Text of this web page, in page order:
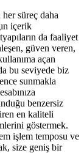
süreç daha
içerik
da faaliyet
güven veren,
açan
bu seviyede biz
sunmakla
benzersiz
en kaliteli
göstermek.
işlem temposu ve
size geniş bir